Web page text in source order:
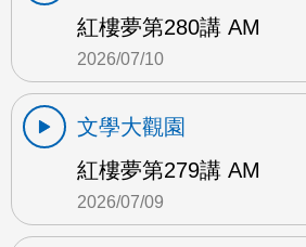
紅樓夢第280講 AM
2026/07/10
文學大觀園
紅樓夢第279講 AM
2026/07/09